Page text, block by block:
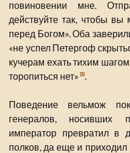
повиновении мне.
действуйте так, чтобы вы
перед Богом». Оба
«не успел Петергоф
кучерам ехать тихим
торопиться нет»18.
Поведение вельмож
генералов, носивших
император превратил в
полков, да еще и приходил